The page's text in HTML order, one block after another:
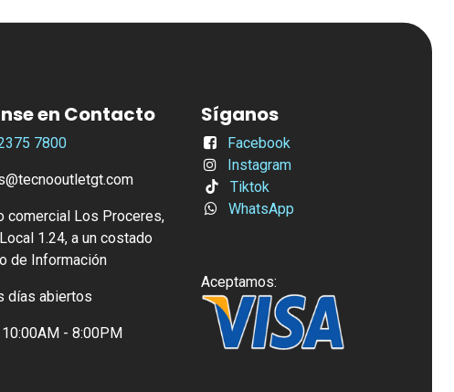
en Contacto
7800
comercial Los Proceres,
1.24, a un costado
de Información
días abiertos
- 8:00PM
Síganos
Facebook
Instagram
Tiktok
WhatsApp
Aceptamos: